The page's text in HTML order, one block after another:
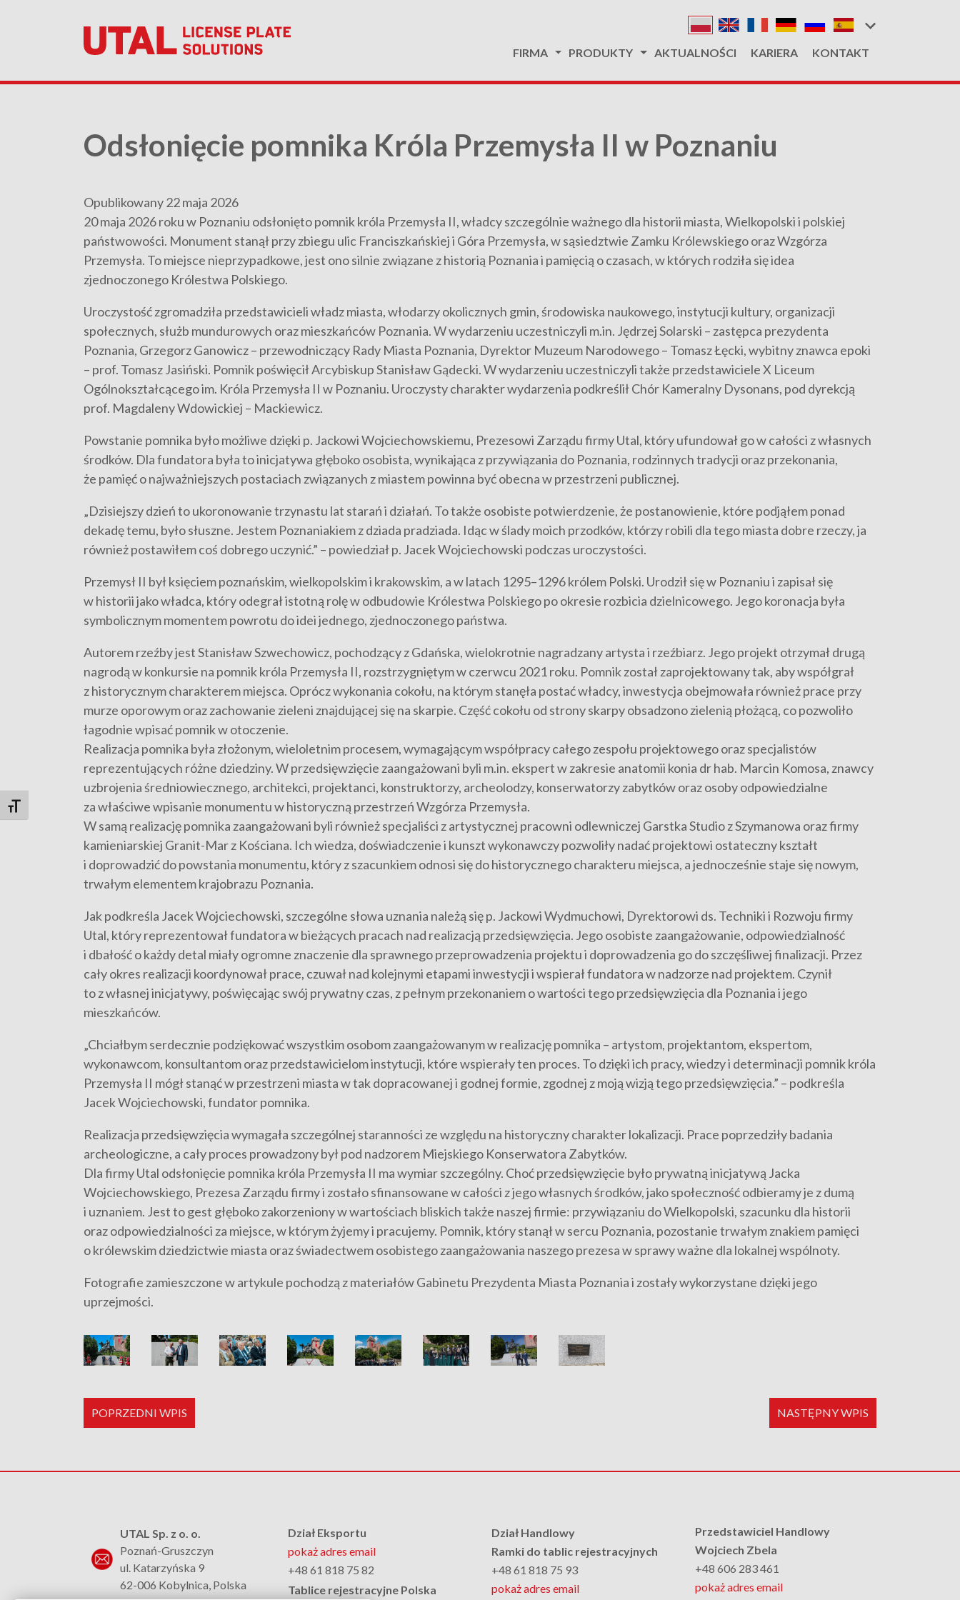
Toggle Font size
FIRMA PRODUKTY AKTUALNOŚCI KARIERA KONTAKT
Odsłonięcie pomnika Króla Przemysła II w Poznaniu
Opublikowany 22 maja 2026
20 maja 2026 roku w Poznaniu odsłonięto pomnik króla Przemysła II, władcy szczególnie ważnego dla historii miasta, Wielkopolski i polskiej
państwowości. Monument stanął przy zbiegu ulic Franciszkańskiej i Góra Przemysła, w sąsiedztwie Zamku Królewskiego oraz Wzgórza
Przemysła. To miejsce nieprzypadkowe, jest ono silnie związane z historią Poznania i pamięcią o czasach, w których rodziła się idea
zjednoczonego Królestwa Polskiego.
Uroczystość zgromadziła przedstawicieli władz miasta, włodarzy okolicznych gmin, środowiska naukowego, instytucji kultury, organizacji
społecznych, służb mundurowych oraz mieszkańców Poznania. W wydarzeniu uczestniczyli m.in. Jędrzej Solarski – zastępca prezydenta
Poznania, Grzegorz Ganowicz – przewodniczący Rady Miasta Poznania, Dyrektor Muzeum Narodowego – Tomasz Łęcki, wybitny znawca epoki
– prof. Tomasz Jasiński. Pomnik poświęcił Arcybiskup Stanisław Gądecki. W wydarzeniu uczestniczyli także przedstawiciele X Liceum
Ogólnokształcącego im. Króla Przemysła II w Poznaniu. Uroczysty charakter wydarzenia podkreślił Chór Kameralny Dysonans, pod dyrekcją
prof. Magdaleny Wdowickiej – Mackiewicz.
Powstanie pomnika było możliwe dzięki p. Jackowi Wojciechowskiemu, Prezesowi Zarządu firmy Utal, który ufundował go w całości z własnych
środków. Dla fundatora była to inicjatywa głęboko osobista, wynikająca z przywiązania do Poznania, rodzinnych tradycji oraz przekonania,
że pamięć o najważniejszych postaciach związanych z miastem powinna być obecna w przestrzeni publicznej.
„Dzisiejszy dzień to ukoronowanie trzynastu lat starań i działań. To także osobiste potwierdzenie, że postanowienie, które podjąłem ponad
dekadę temu, było słuszne. Jestem Poznaniakiem z dziada pradziada. Idąc w ślady moich przodków, którzy robili dla tego miasta dobre rzeczy, ja
również postawiłem coś dobrego uczynić.” – powiedział p. Jacek Wojciechowski podczas uroczystości.
Przemysł II był księciem poznańskim, wielkopolskim i krakowskim, a w latach 1295–1296 królem Polski. Urodził się w Poznaniu i zapisał się
w historii jako władca, który odegrał istotną rolę w odbudowie Królestwa Polskiego po okresie rozbicia dzielnicowego. Jego koronacja była
symbolicznym momentem powrotu do idei jednego, zjednoczonego państwa.
Autorem rzeźby jest Stanisław Szwechowicz, pochodzący z Gdańska, wielokrotnie nagradzany artysta i rzeźbiarz. Jego projekt otrzymał drugą
nagrodą w konkursie na pomnik króla Przemysła II, rozstrzygniętym w czerwcu 2021 roku. Pomnik został zaprojektowany tak, aby współgrał
z historycznym charakterem miejsca. Oprócz wykonania cokołu, na którym stanęła postać władcy, inwestycja obejmowała również prace przy
murze oporowym oraz zachowanie zieleni znajdującej się na skarpie. Część cokołu od strony skarpy obsadzono zielenią płożącą, co pozwoliło
łagodnie wpisać pomnik w otoczenie.
Realizacja pomnika była złożonym, wieloletnim procesem, wymagającym współpracy całego zespołu projektowego oraz specjalistów
reprezentujących różne dziedziny. W przedsięwzięcie zaangażowani byli m.in. ekspert w zakresie anatomii konia dr hab. Marcin Komosa, znawcy
uzbrojenia średniowiecznego, architekci, projektanci, konstruktorzy, archeolodzy, konserwatorzy zabytków oraz osoby odpowiedzialne
za właściwe wpisanie monumentu w historyczną przestrzeń Wzgórza Przemysła.
W samą realizację pomnika zaangażowani byli również specjaliści z artystycznej pracowni odlewniczej Garstka Studio z Szymanowa oraz firmy
kamieniarskiej Granit-Mar z Kościana. Ich wiedza, doświadczenie i kunszt wykonawczy pozwoliły nadać projektowi ostateczny kształt
i doprowadzić do powstania monumentu, który z szacunkiem odnosi się do historycznego charakteru miejsca, a jednocześnie staje się nowym,
trwałym elementem krajobrazu Poznania.
Jak podkreśla Jacek Wojciechowski, szczególne słowa uznania należą się p. Jackowi Wydmuchowi, Dyrektorowi ds. Techniki i Rozwoju firmy
Utal, który reprezentował fundatora w bieżących pracach nad realizacją przedsięwzięcia. Jego osobiste zaangażowanie, odpowiedzialność
i dbałość o każdy detal miały ogromne znaczenie dla sprawnego przeprowadzenia projektu i doprowadzenia go do szczęśliwej finalizacji. Przez
cały okres realizacji koordynował prace, czuwał nad kolejnymi etapami inwestycji i wspierał fundatora w nadzorze nad projektem. Czynił
to z własnej inicjatywy, poświęcając swój prywatny czas, z pełnym przekonaniem o wartości tego przedsięwzięcia dla Poznania i jego
mieszkańców.
„Chciałbym serdecznie podziękować wszystkim osobom zaangażowanym w realizację pomnika – artystom, projektantom, ekspertom,
wykonawcom, konsultantom oraz przedstawicielom instytucji, które wspierały ten proces. To dzięki ich pracy, wiedzy i determinacji pomnik króla
Przemysła II mógł stanąć w przestrzeni miasta w tak dopracowanej i godnej formie, zgodnej z moją wizją tego przedsięwzięcia.” – podkreśla
Jacek Wojciechowski, fundator pomnika.
Realizacja przedsięwzięcia wymagała szczególnej staranności ze względu na historyczny charakter lokalizacji. Prace poprzedziły badania
archeologiczne, a cały proces prowadzony był pod nadzorem Miejskiego Konserwatora Zabytków.
Dla firmy Utal odsłonięcie pomnika króla Przemysła II ma wymiar szczególny. Choć przedsięwzięcie było prywatną inicjatywą Jacka
Wojciechowskiego, Prezesa Zarządu firmy i zostało sfinansowane w całości z jego własnych środków, jako społeczność odbieramy je z dumą
i uznaniem. Jest to gest głęboko zakorzeniony w wartościach bliskich także naszej firmie: przywiązaniu do Wielkopolski, szacunku dla historii
oraz odpowiedzialności za miejsce, w którym żyjemy i pracujemy. Pomnik, który stanął w sercu Poznania, pozostanie trwałym znakiem pamięci
o królewskim dziedzictwie miasta oraz świadectwem osobistego zaangażowania naszego prezesa w sprawy ważne dla lokalnej wspólnoty.
Fotografie zamieszczone w artykule pochodzą z materiałów Gabinetu Prezydenta Miasta Poznania i zostały wykorzystane dzięki jego
uprzejmości.
POPRZEDNI WPIS NASTĘPNY WPIS
UTAL Sp. z o. o.
Poznań-Gruszczyn
ul. Katarzyńska 9
62-006 Kobylnica, Polska
Dział Eksportu
pokaż adres email
+48 61 818 75 82
Tablice rejestracyjne Polska
Dział Handlowy
Ramki do tablic rejestracyjnych
+48 61 818 75 93
pokaż adres email
Przedstawiciel Handlowy
Wojciech Zbela
+48 606 283 461
pokaż adres email